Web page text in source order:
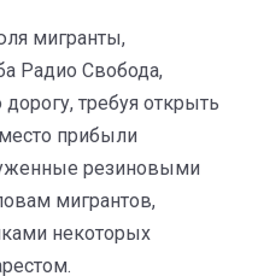
мигранты,
Радио Свобода,
требуя открыть
прибыли
резиновыми
мигрантов,
некоторых